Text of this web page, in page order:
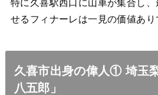
特に久喜駅西口に山車が集合し
せるフィナーレは一見の価値あり
久喜市出身の偉人① 埼玉
八五郎」